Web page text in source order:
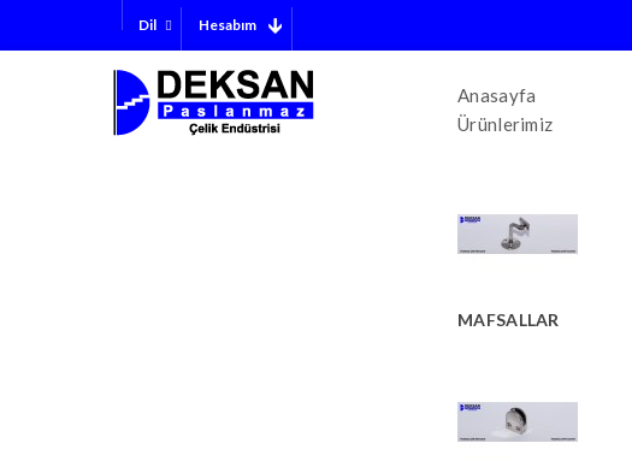
Dil Hesabım
Anasayfa
Ürünlerimiz
MAFSALLAR